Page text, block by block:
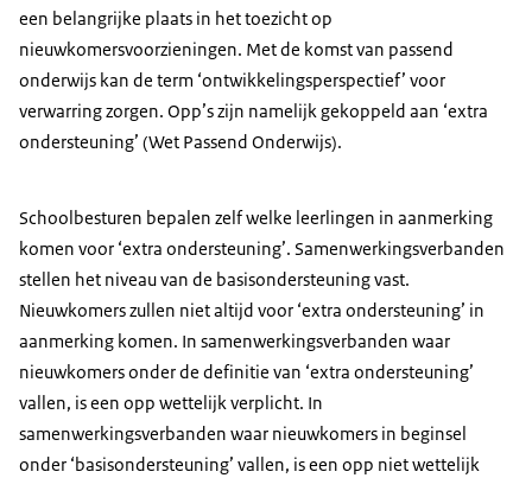
een belangrijke plaats in het toezicht op
nieuwkomersvoorzieningen. Met de komst van passend
onderwijs kan de term ‘ontwikkelingsperspectief’ voor
verwarring zorgen. Opp’s zijn namelijk gekoppeld aan ‘extra
ondersteuning’ (Wet Passend Onderwijs).
Schoolbesturen bepalen zelf welke leerlingen in aanmerking
komen voor ‘extra ondersteuning’. Samenwerkingsverbanden
stellen het niveau van de basisondersteuning vast.
Nieuwkomers zullen niet altijd voor ‘extra ondersteuning’ in
aanmerking komen. In samenwerkingsverbanden waar
nieuwkomers onder de definitie van ‘extra ondersteuning’
vallen, is een opp wettelijk verplicht. In
samenwerkingsverbanden waar nieuwkomers in beginsel
onder ‘basisondersteuning’ vallen, is een opp niet wettelijk